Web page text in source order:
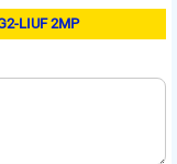
LIUF 2MP